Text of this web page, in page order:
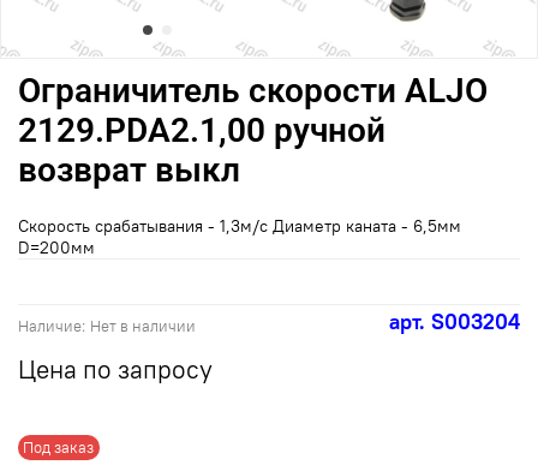
арт. S003204
Наличие: Нет в наличии
Под заказ
Ограничитель скорости ALJO
2129.PDA2.1,00 ручной
возврат выкл
Цена по запросу
Скорость срабатывания - 1,3м/с Диаметр каната - 6,5мм
D=200мм